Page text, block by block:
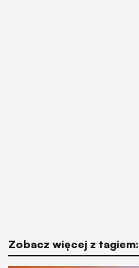
Zobacz więcej z tagiem: